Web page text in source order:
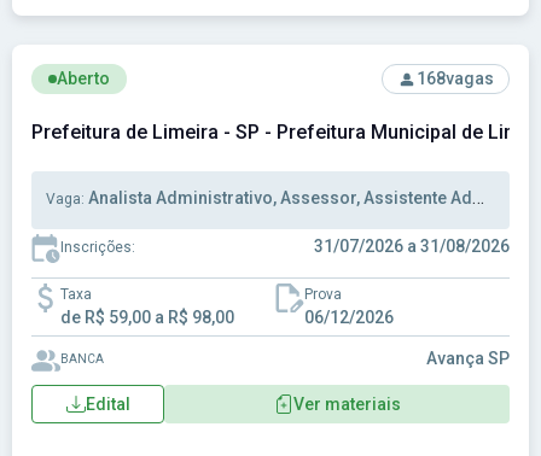
Ver concurso: Prefeitura de Limeira - SP - Prefeitura
Aberto 168vagas
Prefeitura de Limeira - SP - Prefeitura Municipal de
Vaga: Analista Administrativo, Assessor, Assistente Administrativo
Inscrições: 31/07/2026 a 31/08/2026
Taxa
de R$ 59,00 a R$ 98,00
Prova
06/12/2026
BANCA Avança SP
Edital Ver materiais